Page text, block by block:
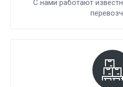
С нами работают